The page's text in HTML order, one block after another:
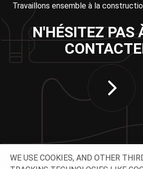
Travaillons ensemble à la
N'HÉSITEZ PAS
WE USE COOKIES, AND OTHER